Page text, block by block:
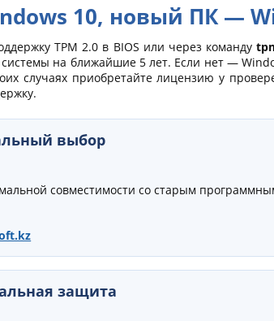
10, новый ПК —
TPM 2.0 в BIOS или через команду
на ближайшие 5 лет. Если нет —
случаях приобретайте лицензию у
выбор
совместимости со старым
защита